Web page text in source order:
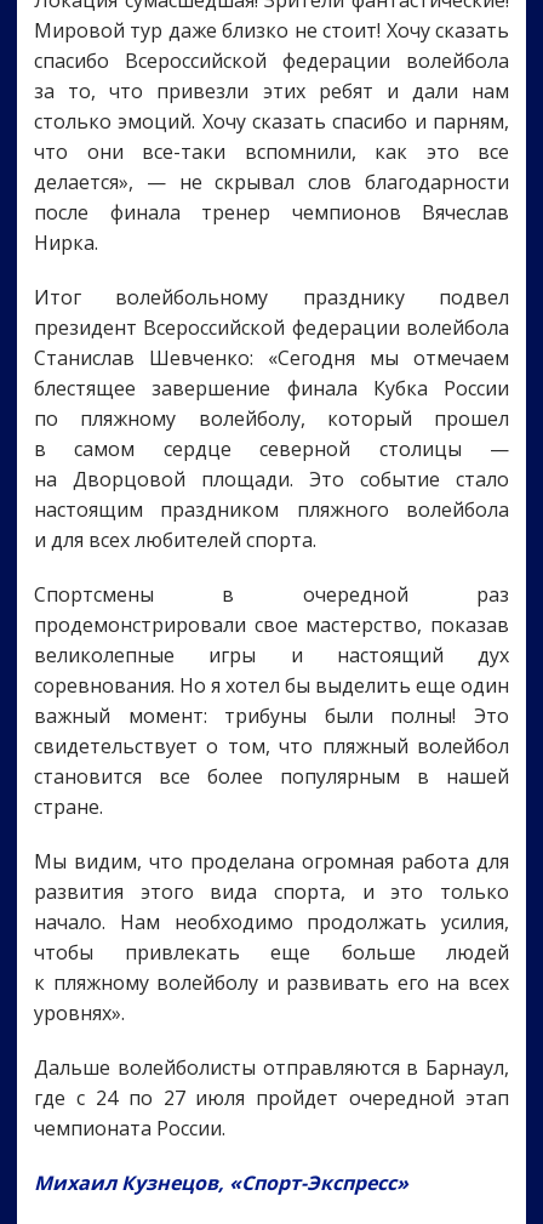
Мировой тур даже близко не стоит! Хочу сказать
спасибо Всероссийской федерации волейбола
за то, что привезли этих ребят и дали нам
столько эмоций. Хочу сказать спасибо и парням,
что они все-таки вспомнили, как это все
делается», — не скрывал слов благодарности
после финала тренер чемпионов Вячеслав
Нирка.
Итог волейбольному празднику подвел
президент Всероссийской федерации волейбола
Станислав Шевченко: «Сегодня мы отмечаем
блестящее завершение финала Кубка России
по пляжному волейболу, который прошел
в самом сердце северной столицы —
на Дворцовой площади. Это событие стало
настоящим праздником пляжного волейбола
и для всех любителей спорта.
Спортсмены в очередной раз
продемонстрировали свое мастерство, показав
великолепные игры и настоящий дух
соревнования. Но я хотел бы выделить еще один
важный момент: трибуны были полны! Это
свидетельствует о том, что пляжный волейбол
становится все более популярным в нашей
стране.
Мы видим, что проделана огромная работа для
развития этого вида спорта, и это только
начало. Нам необходимо продолжать усилия,
чтобы привлекать еще больше людей
к пляжному волейболу и развивать его на всех
уровнях».
Дальше волейболисты отправляются в Барнаул,
где с 24 по 27 июля пройдет очередной этап
чемпионата России.
Михаил Кузнецов, «Спорт-Экспресс»